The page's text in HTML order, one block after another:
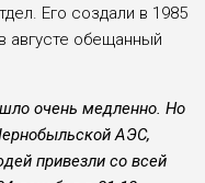
Его созда­ли в 1985
августе обе­щанный
шло очень медленно. Но
АЭС,
при­везли со всей